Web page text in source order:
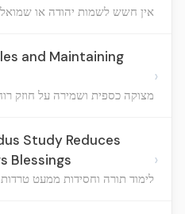
אין חשש לשמות יהודה או שמואל
and Maintaining
מצוקה כספית ושמירה על חוזק
›
Study Reduces
Blessings
לימוד תורה וחסידות ממעט
›